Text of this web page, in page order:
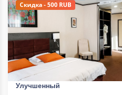
Скидка - 500 RUB
Улучшенный